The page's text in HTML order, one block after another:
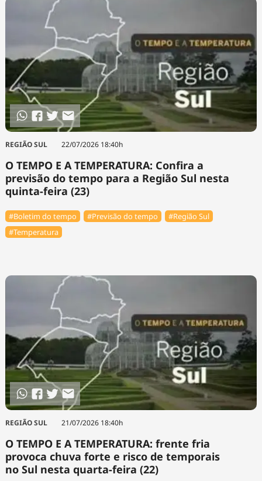
REGIÃO SUL 22/07/2026 18:40h
O TEMPO E A TEMPERATURA: Confira a
previsão do tempo para a Região Sul nesta
quinta-feira (23)
#Boletim do tempo #Previsão do tempo
#Região Sul
#Temperatura
REGIÃO SUL 21/07/2026 18:40h
O TEMPO E A TEMPERATURA: frente fria
provoca chuva forte e risco de temporais
no Sul nesta quarta-feira (22)